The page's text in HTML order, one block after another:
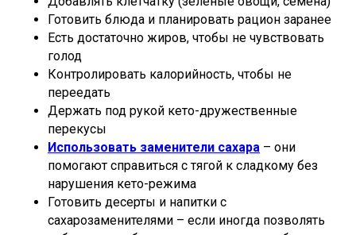
Готовить блюда и планировать рацион заранее
Есть достаточно жиров, чтобы не чувствовать
голод
Контролировать калорийность, чтобы не
переедать
Держать под рукой кето-дружественные
перекусы
Использовать заменители сахара – они
помогают справиться с тягой к сладкому без
нарушения кето-режима
Готовить десерты и напитки с
сахарозаменителями – если иногда позволять